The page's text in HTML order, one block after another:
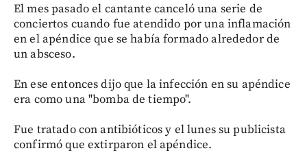
El mes pasado el cantante canceló una serie de
conciertos cuando fue atendido por una inflamación
en el apéndice que se había formado alrededor de
un absceso.
En ese entonces dijo que la infección en su apéndice
era como una "bomba de tiempo".
Fue tratado con antibióticos y el lunes su publicista
confirmó que extirparon el apéndice.